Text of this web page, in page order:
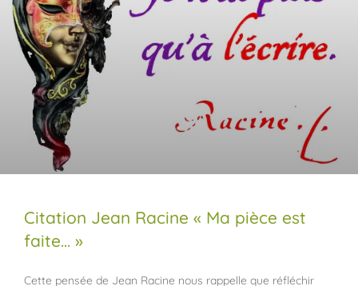
Citation Jean Racine « Ma pièce est
faite… »
Cette pensée de Jean Racine nous rappelle que réfléchir